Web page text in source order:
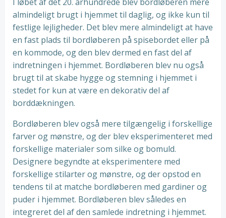
almindeligt brugt i hjemmet til daglig, og ikke kun til
festlige lejligheder. Det blev mere almindeligt at have
en fast plads til bordløberen på spisebordet eller på
en kommode, og den blev dermed en fast del af
indretningen i hjemmet. Bordløberen blev nu også
brugt til at skabe hygge og stemning i hjemmet i
stedet for kun at være en dekorativ del af
borddækningen.
Bordløberen blev også mere tilgængelig i forskellige
farver og mønstre, og der blev eksperimenteret med
forskellige materialer som silke og bomuld.
Designere begyndte at eksperimentere med
forskellige stilarter og mønstre, og der opstod en
tendens til at matche bordløberen med gardiner og
puder i hjemmet. Bordløberen blev således en
integreret del af den samlede indretning i hjemmet.